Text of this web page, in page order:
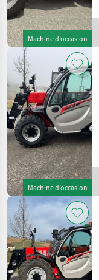
Machine d’occasion
Machine d’occasion